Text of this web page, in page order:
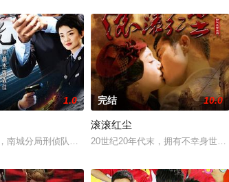
丹,汤镇业,贾静
袁梓铭 饰），侦破连环性虐案和离奇裸尸案。未料，坠
1.0
南城分局刑侦队女副队长王若楠和卧底警员邱天联手破
完结 10.0
滚滚红尘
20世纪20年代末，拥有不幸身世